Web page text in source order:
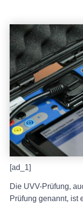
[ad_1]
Die UVV-Prüfung,
Prüfung genannt, ist